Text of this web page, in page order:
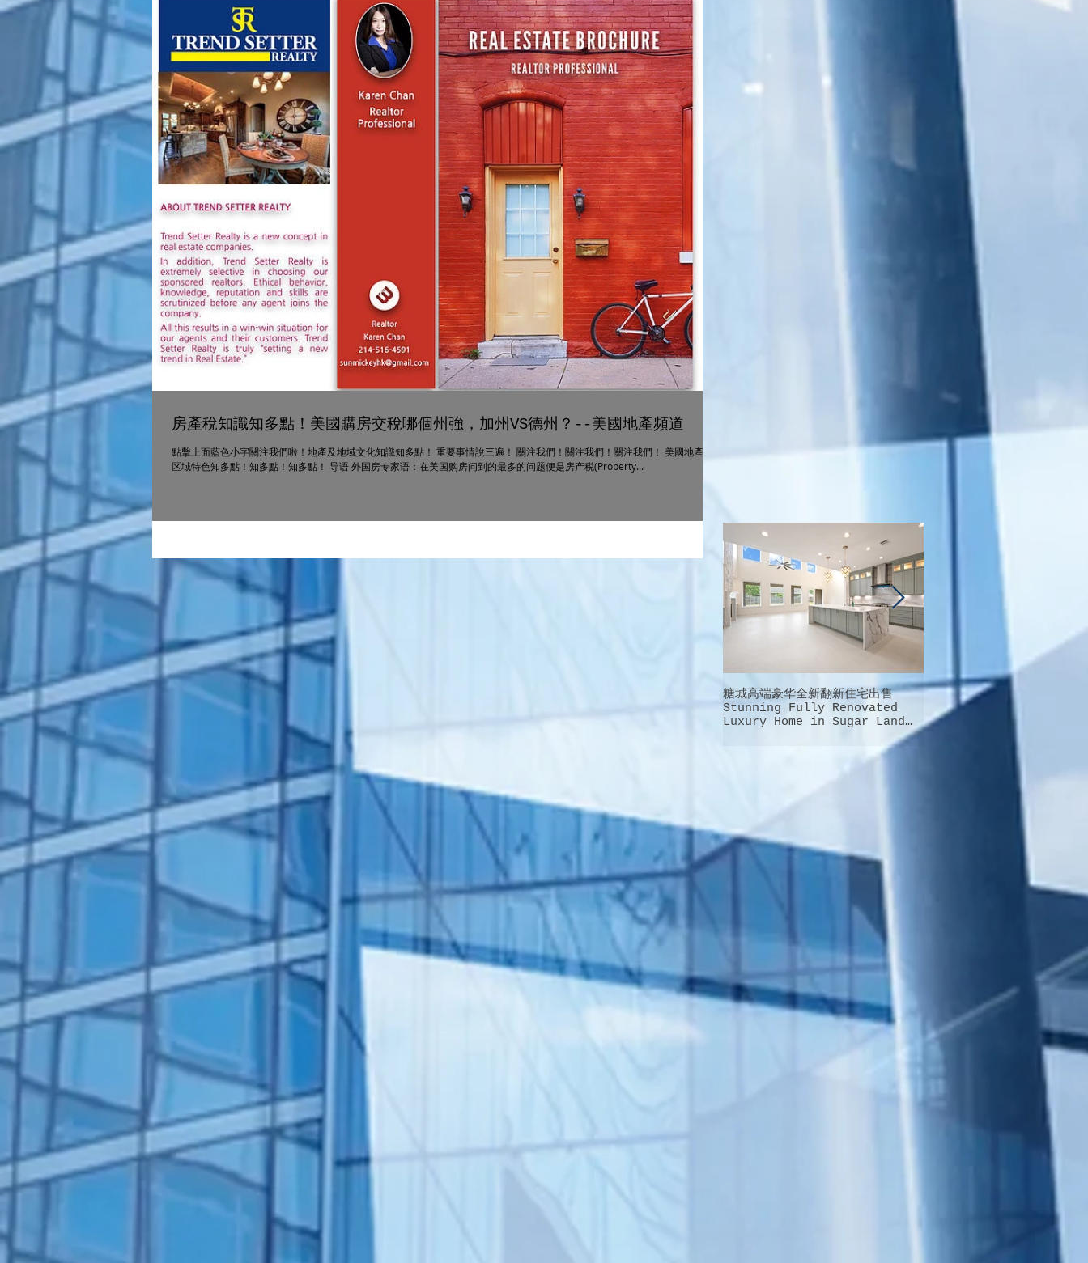
房產稅知識知多點！美國購房交稅哪個州強，加州VS德州？--美國地產頻道
點擊上面藍色小字關注我們啦！地產及地域文化知識知多點！ 重要事情說三遍！ 關注我們！關注我們！關注我們！ 美國地產及
区域特色知多點！知多點！知多點！ 导语 外国房专家语：在美国购房问到的最多的问题便是房产税(Property...
糖城高端豪华全新翻新住宅出售
Stunning Fully Renovated
Luxury Home in Sugar Land
德州大休斯顿地区最完美最能
庭幸福的超大型社区就在这里
Cypress的桥城新城